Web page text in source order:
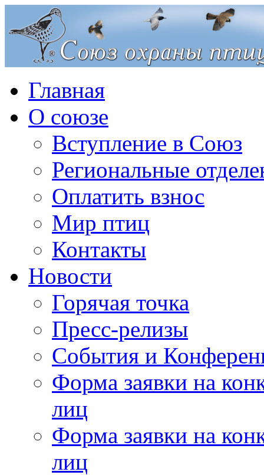
Главная
О союзе
Вступление в Союз
Региональные
Оплатить взнос
Мир птиц
Контакты
Новости
Горячая точка
Пресс-релизы
События и
Форма заявки на
лиц
Форма заявки на
лиц